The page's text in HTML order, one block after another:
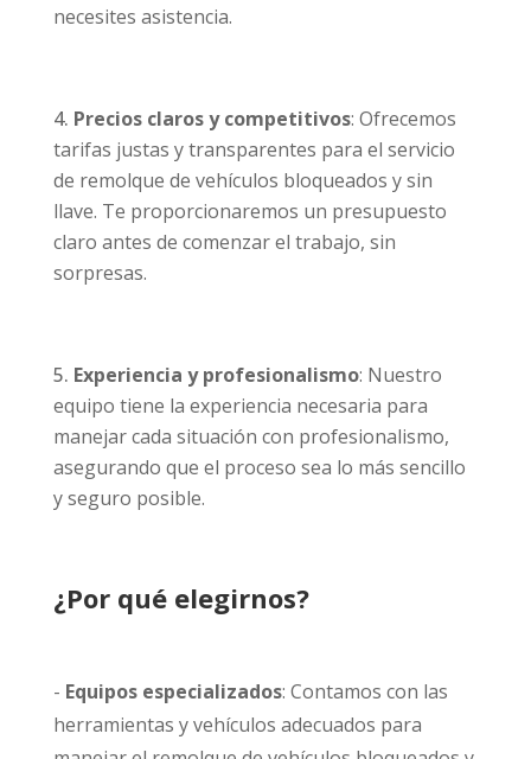
necesites asistencia.
Precios claros y competitivos: Ofrecemos
tarifas justas y transparentes para el servicio
de remolque de vehículos bloqueados y sin
llave. Te proporcionaremos un presupuesto
claro antes de comenzar el trabajo, sin
sorpresas.
Experiencia y profesionalismo: Nuestro
equipo tiene la experiencia necesaria para
manejar cada situación con profesionalismo,
asegurando que el proceso sea lo más sencillo
y seguro posible.
¿Por qué elegirnos?
- Equipos especializados: Contamos con las
herramientas y vehículos adecuados para